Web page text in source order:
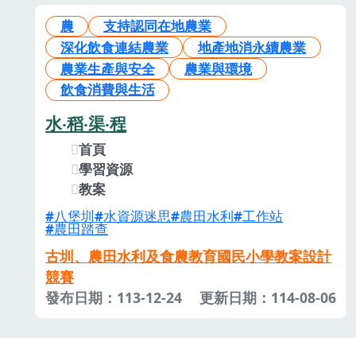
農
支持認同在地農業
深化飲食連結農業
地產地消永續農業
農業生產與安全
農業與環境
飲食消費與生活
水‧稻‧渠‧程
首頁
學習資源
教案
八堡圳 水資源迷思 農田水利 工作站
農田踏查
古圳、農田水利及食農教育國民小學教案設計
競賽
發布日期：113-12-24
更新日期：114-08-06